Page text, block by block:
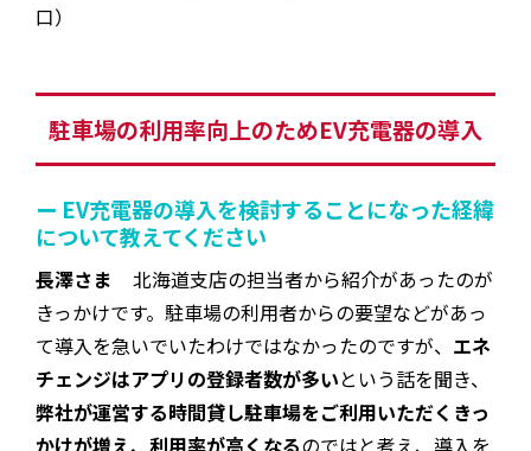
口）
駐車場の利用率向上のためEV充電器の導入
ー EV充電器の導入を検討することになった経緯
について教えてください
長澤さま
北海道支店の担当者から紹介があったのが
きっかけです。駐車場の利用者からの要望などがあっ
て導入を急いでいたわけではなかったのですが、 エネ
チェンジはアプリの登録者数が多いという話を聞き、
弊社が運営する時間貸し駐車場をご利用いただくきっ